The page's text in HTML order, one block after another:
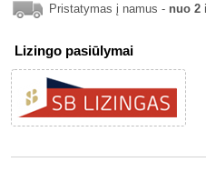
Pristatymas į namus - nuo 2
Lizingo pasiūlymai